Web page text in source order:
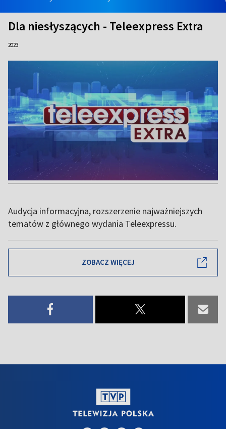
Dla niesłyszących - Teleexpress Extra
2023
Audycja informacyjna, rozszerzenie najważniejszych
tematów z głównego wydania Teleexpressu.
ZOBACZ WIĘCEJ